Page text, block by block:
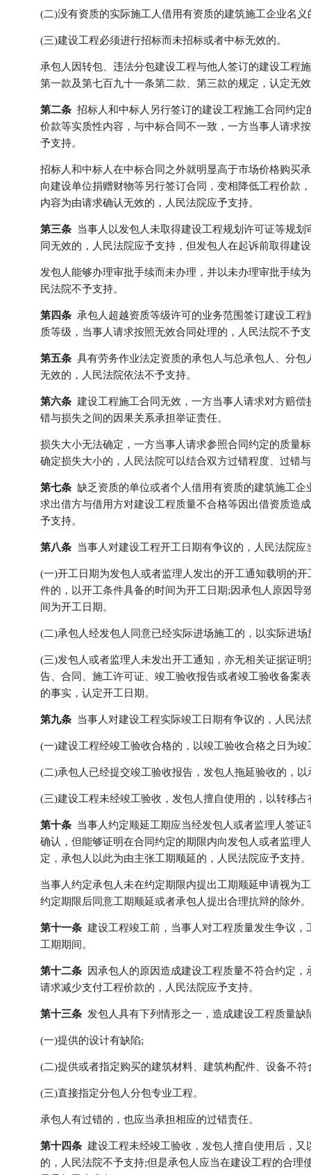
(二)没有资质的实际施工人借用有资质的建筑施工企业名义
(三)建设工程必须进行招标而未招标或者中标无效的。
承包人因转包、违法分包建设工程与他人签订的建设工程
第一款及第七百九十一条第二款、第三款的规定，认定无
第二条 招标人和中标人另行签订的建设工程施工合同约
价款等实质性内容，与中标合同不一致，一方当事人请求
予支持。
招标人和中标人在中标合同之外就明显高于市场价格购买
向建设单位捐赠财物等另行签订合同，变相降低工程价款
内容为由请求确认无效的，人民法院应予支持。
第三条 当事人以发包人未取得建设工程规划许可证等规
同无效的，人民法院应予支持，但发包人在起诉前取得建
发包人能够办理审批手续而未办理，并以未办理审批手续
民法院不予支持。
第四条 承包人超越资质等级许可的业务范围签订建设工
质等级，当事人请求按照无效合同处理的，人民法院不予
第五条 具有劳务作业法定资质的承包人与总承包人、分
无效的，人民法院依法不予支持。
第六条 建设工程施工合同无效，一方当事人请求对方赔
错与损失之间的因果关系承担举证责任。
损失大小无法确定，一方当事人请求参照合同约定的质量
确定损失大小的，人民法院可以结合双方过错程度、过错
第七条 缺乏资质的单位或者个人借用有资质的建筑施工
求出借方与借用方对建设工程质量不合格等因出借资质造
予支持。
第八条 当事人对建设工程开工日期有争议的，人民法院
(一)开工日期为发包人或者监理人发出的开工通知载明的
件的，以开工条件具备的时间为开工日期;因承包人原因导
间为开工日期。
(二)承包人经发包人同意已经实际进场施工的，以实际进
(三)发包人或者监理人未发出开工通知，亦无相关证据证
告、合同、施工许可证、竣工验收报告或者竣工验收备案
的事实，认定开工日期。
第九条 当事人对建设工程实际竣工日期有争议的，人民
(一)建设工程经竣工验收合格的，以竣工验收合格之日为竣
(二)承包人已经提交竣工验收报告，发包人拖延验收的，
(三)建设工程未经竣工验收，发包人擅自使用的，以转移
第十条 当事人约定顺延工期应当经发包人或者监理人签
确认，但能够证明在合同约定的期限内向发包人或者监理
定，承包人以此为由主张工期顺延的，人民法院应予支持。
当事人约定承包人未在约定期限内提出工期顺延申请视为
约定期限后同意工期顺延或者承包人提出合理抗辩的除外。
第十一条 建设工程竣工前，当事人对工程质量发生争议
工期期间。
第十二条 因承包人的原因造成建设工程质量不符合约定
请求减少支付工程价款的，人民法院应予支持。
第十三条 发包人具有下列情形之一，造成建设工程质量缺
(一)提供的设计有缺陷;
(二)提供或者指定购买的建筑材料、建筑构配件、设备不符
(三)直接指定分包人分包专业工程。
承包人有过错的，也应当承担相应的过错责任。
第十四条 建设工程未经竣工验收，发包人擅自使用后，
的，人民法院不予支持;但是承包人应当在建设工程的合理